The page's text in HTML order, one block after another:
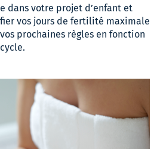
dans votre projet d’enfant et
vos jours de fertilité maximale
prochaines règles en fonction